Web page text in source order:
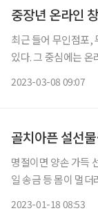
중장년 온라인
최근 들어 무인점포,
있다. 그 중심에는
2023-03-08 09:07
골치아픈 설선
명절이면 양손 가득
일 송금 등 몸이 멀
2023-01-18 08:53